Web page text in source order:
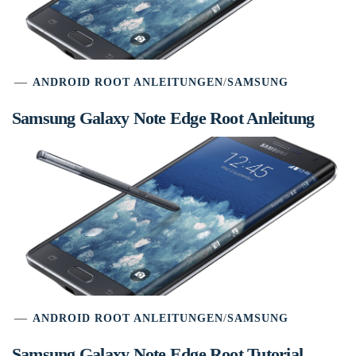
ANDROID ROOT ANLEITUNGEN/SAMSUNG
Samsung Galaxy Note Edge Root Anleitung
ANDROID ROOT ANLEITUNGEN/SAMSUNG